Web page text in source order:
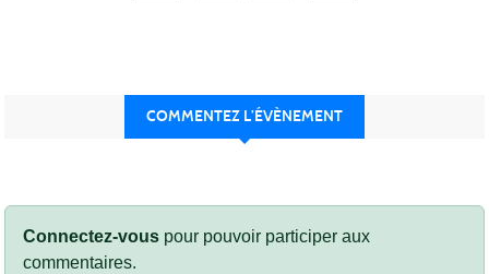
COMMENTEZ L’ÉVÈNEMENT
Connectez-vous pour pouvoir participer aux
commentaires.